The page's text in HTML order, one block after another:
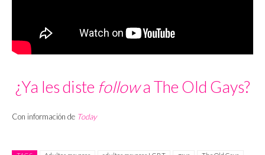
¿Ya les diste followa The Old Gays?
Con información de Today